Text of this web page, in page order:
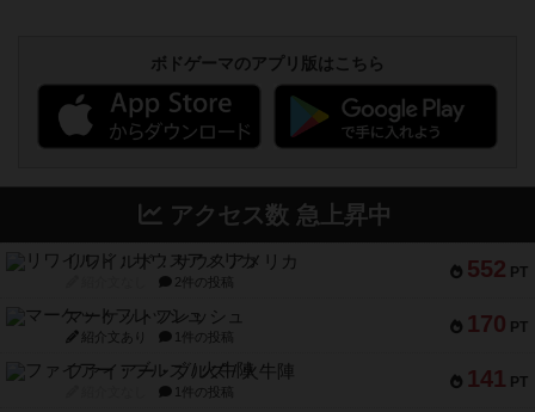
ボドゲーマのアプリ版はこちら
アクセス数 急上昇中
552 PT
リワイルド：サウスアメリカ
2件の投稿
170 PT
マーケットフレッシュ
紹介文あり 1件の投稿
141 PT
ファイアー・ブルズ / 火牛陣
1件の投稿